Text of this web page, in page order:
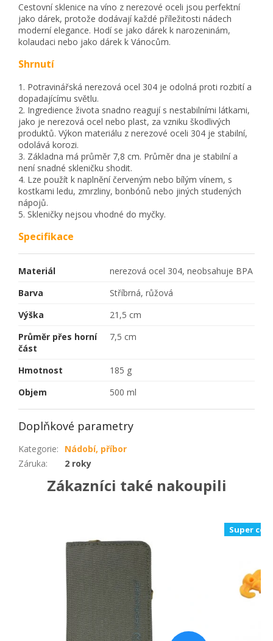
Cestovní sklenice na víno z nerezové oceli jsou perfektní
jako dárek, protože dodávají každé příležitosti nádech
moderní elegance. Hodí se jako dárek k narozeninám,
kolaudaci nebo jako dárek k Vánocům.
Shrnutí
1. Potravinářská nerezová ocel 304 je odolná proti rozbití a
dopadajícímu světlu.
2. Ingredience života snadno reagují s nestabilními látkami,
jako je nerezová ocel nebo plast, za vzniku škodlivých
produktů. Výkon materiálu z nerezové oceli 304 je stabilní,
odolává korozi.
3. Základna má průměr 7,8 cm. Průměr dna je stabilní a
není snadné skleničku shodit.
4. Lze použít k naplnění červeným nebo bílým vínem, s
kostkami ledu, zmrzliny, bonbónů nebo jiných studených
nápojů.
5. Skleničky nejsou vhodné do myčky.
Specifikace
Materiál
nerezová ocel 304, neobsahuje BPA
Barva
Stříbrná, růžová
Výška
21,5 cm
Průměr přes horní
část
7,5 cm
Hmotnost
185 g
Objem
500 ml
Doplňkové parametry
Kategorie:
Nádobí, příbor
Záruka: 2 roky
Zákazníci také nakoupili
Super